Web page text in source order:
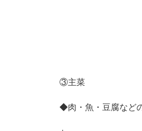
③主菜
◆肉・魚・豆腐など